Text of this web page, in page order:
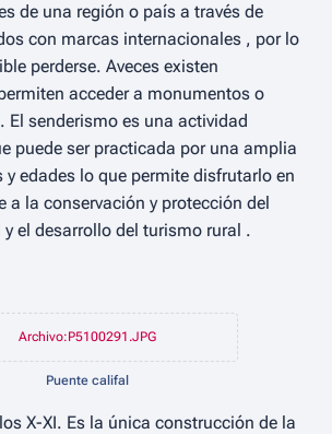
de una región o país a través de
con marcas internacionales , por lo
perderse. Aveces existen
acceder a monumentos o
El senderismo es una actividad
puede ser practicada por una amplia
y edades lo que permite disfrutarlo en
a la conservación y protección del
el desarrollo del turismo rural .
Archivo:P5100291.JPG
Puente califal
X-XI. Es la única construcción de la